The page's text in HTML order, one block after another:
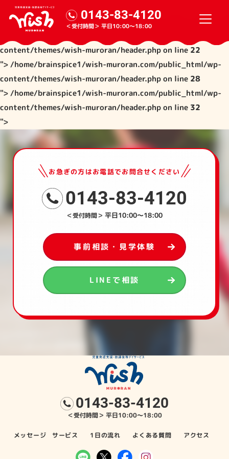
/home/brainspice1/wish-muroran.com/public_html/wp-
content/themes/wish-muroran/header.php on line
21
content/themes/wish-muroran/header.php on line 22
">/home/brainspice1/wish-muroran.com/public_html/wp-
content/themes/wish-muroran/header.php on line 28
">/home/brainspice1/wish-muroran.com/public_html/wp-
content/themes/wish-muroran/header.php on line 32
">
0143-83-4120
＜受付時間＞ 平日10:00～18:00
お急ぎの方はお電話でお問合せください
0143-83-4120
＜受付時間＞ 平日10:00～18:00
事前相談・見学体験
LINEで相談
0143-83-4120
＜受付時間＞ 平日10:00～18:00
メッセージ サービス 1日の流れ よくある質問 アクセス